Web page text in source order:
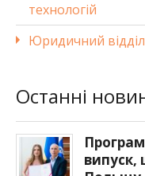
технологій
Юридичний відділ
Останні
випуск,